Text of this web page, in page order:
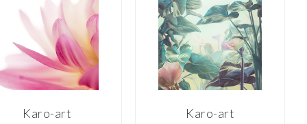
Karo-art
Karo-art